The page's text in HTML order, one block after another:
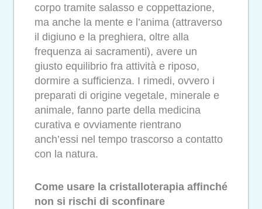
corpo tramite salasso e coppettazione,
ma anche la mente e l’anima (attraverso
il digiuno e la preghiera, oltre alla
frequenza ai sacramenti), avere un
giusto equilibrio fra attività e riposo,
dormire a sufficienza. I rimedi, ovvero i
preparati di origine vegetale, minerale e
animale, fanno parte della medicina
curativa e ovviamente rientrano
anch’essi nel tempo trascorso a contatto
con la natura.
Come usare la cristalloterapia affinché
non si rischi di sconfinare